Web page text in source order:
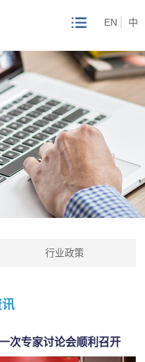
中
EN
行业政策
次专家讨论会顺利召开